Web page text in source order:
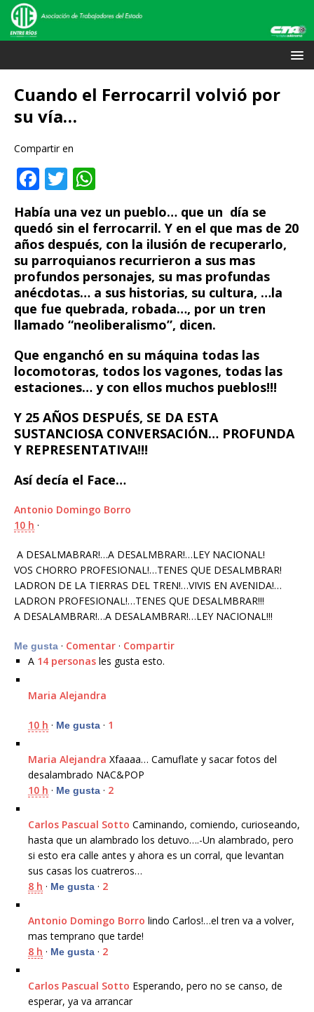
Cuando el Ferrocarril volvió por
su vía…
Compartir en
F
a
c
e
b
o
o
k
T
it
te
r
at
s
A
p
p
Había una vez un pueblo… que un día se
quedó sin el ferrocarril. Y en el que mas de 20
años después, con la ilusión de recuperarlo,
su parroquianos recurrieron a sus mas
profundos personajes, su mas profundas
anécdotas… a sus historias, su cultura, …la
que fue quebrada, robada…, por un tren
llamado “neoliberalismo”, dicen.
Que enganchó en su máquina todas las
locomotoras, todos los vagones, todas las
estaciones… y con ellos muchos pueblos!!!
Y 25 AÑOS DESPUÉS, SE DA ESTA
SUSTANCIOSA CONVERSACIÓN… PROFUNDA
Y REPRESENTATIVA!!!
Así decía el Face…
Antonio Domingo Borro
10 h ·
A DESALMABRAR!…A DESALMBRAR!…LEY NACIONAL!
VOS CHORRO PROFESIONAL!…TENES QUE DESALMBRAR!
LADRON DE LA TIERRAS DEL TREN!…VIVIS EN AVENIDA!…
LADRON PROFESIONAL!…TENES QUE DESALMBRAR!!!
A DESALAMBRAR!…A DESALAMBRAR!…LEY NACIONAL!!!
Me gusta · Comentar · Compartir
A 14 personas les gusta esto.
Maria Alejandra
10 h · Me gusta · 1
Maria Alejandra Xfaaaa… Camuflate y sacar fotos del
desalambrado NAC&POP
10 h · Me gusta · 2
Carlos Pascual Sotto Caminando, comiendo, curioseando,
hasta que un alambrado los detuvo….-Un alambrado, pero
si esto era calle antes y ahora es un corral, que levantan
sus casas los cuatreros…
8 h · Me gusta · 2
Antonio Domingo Borro lindo Carlos!…el tren va a volver,
mas temprano que tarde!
8 h · Me gusta · 2
Carlos Pascual Sotto Esperando, pero no se canso, de
esperar, ya va arrancar